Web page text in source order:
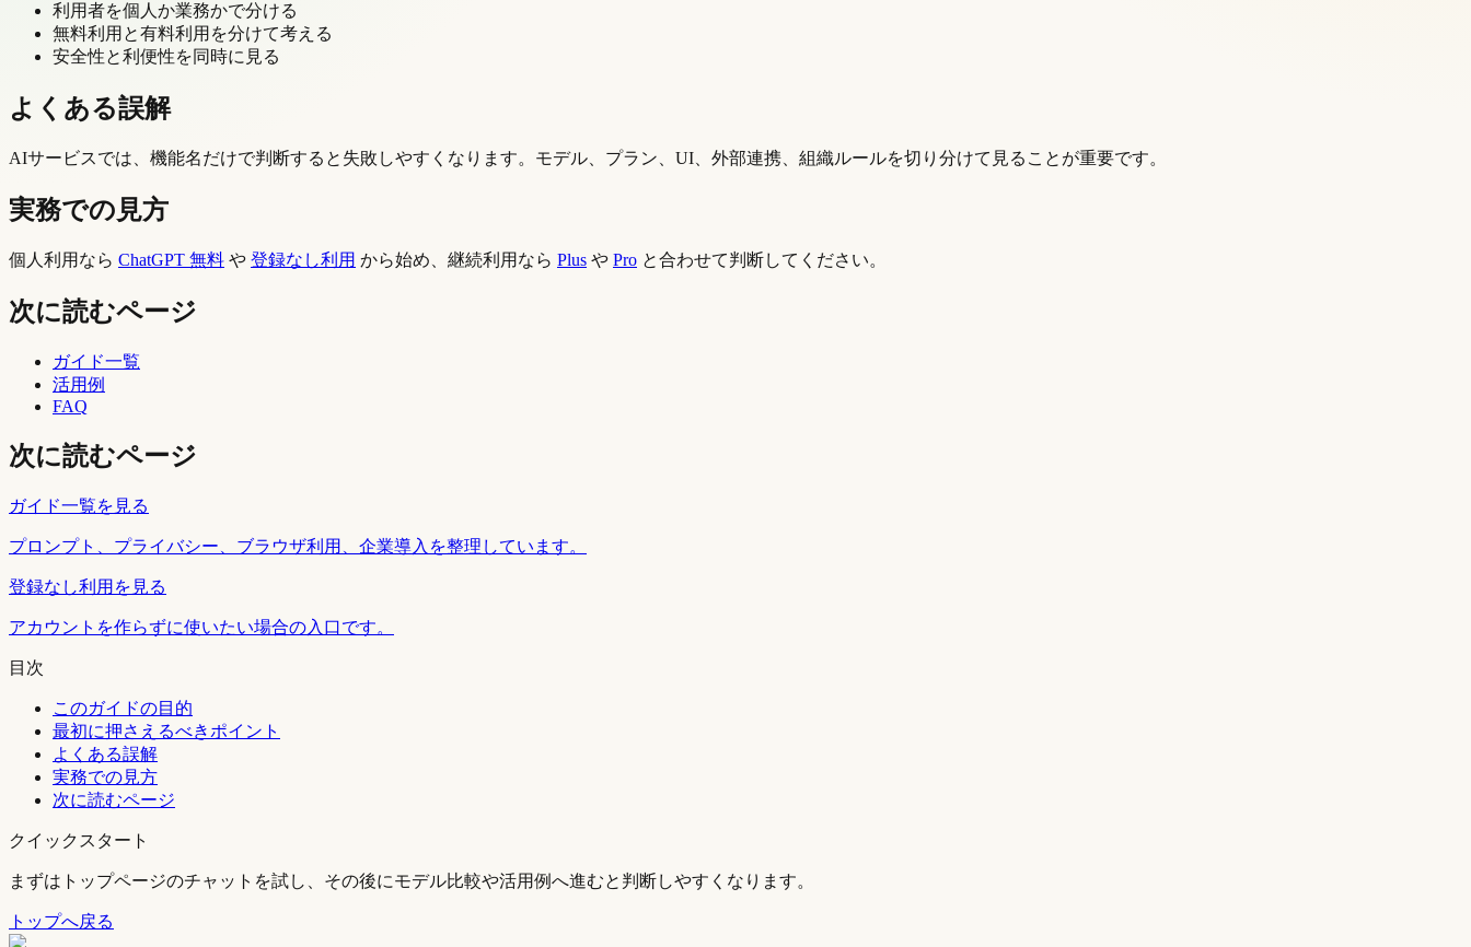
利用者を個人か業務かで分ける
無料利用と有料利用を分けて考える
安全性と利便性を同時に見る
よくある誤解
AIサービスでは、機能名だけで判断すると失敗しやすくなります。モデル、プラン、UI、外部連携、組織ルールを切り分けて見ることが重要です。
実務での見方
個人利用なら ChatGPT 無料 や 登録なし利用 から始め、継続利用なら Plus や Pro と合わせて判断してください。
次に読むページ
ガイド一覧
活用例
FAQ
次に読むページ
ガイド一覧を見る
プロンプト、プライバシー、ブラウザ利用、企業導入を整理しています。
登録なし利用を見る
アカウントを作らずに使いたい場合の入口です。
目次
このガイドの目的
最初に押さえるべきポイント
よくある誤解
実務での見方
次に読むページ
クイックスタート
まずはトップページのチャットを試し、その後にモデル比較や活用例へ進むと判断しやすくなります。
トップへ戻る